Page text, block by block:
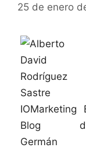
25 de enero